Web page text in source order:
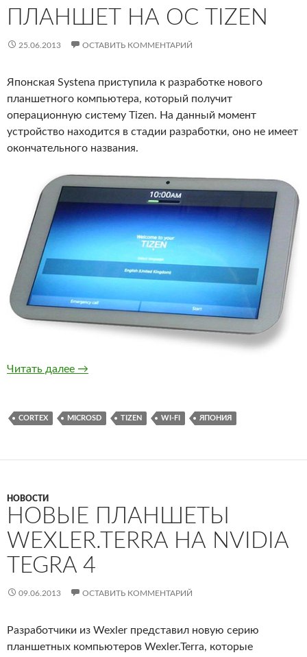
ПЛАНШЕТ НА ОС TIZEN
25.06.2013 ОСТАВИТЬ КОММЕНТАРИЙ
Японская Systena приступила к разработке нового
планшетного компьютера, который получит
операционную систему Tizen. На данный момент
устройство находится в стадии разработки, оно не имеет
окончательного названия.
Читать далее Новый японский планшет на ОС Tizen
→
CORTEX MICROSD TIZEN WI-FI ЯПОНИЯ
НОВОСТИ
НОВЫЕ ПЛАНШЕТЫ
WEXLER.TERRA НА NVIDIA
TEGRA 4
09.06.2013 ОСТАВИТЬ КОММЕНТАРИЙ
Разработчики из Wexler представил новую серию
планшетных компьютеров Wexler.Terra, которые